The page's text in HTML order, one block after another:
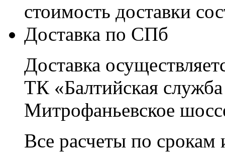
стоимость доставки
Доставка по СПб
Доставка
ТК «Балтийская
Митрофаньевское
Все расчеты по срокам